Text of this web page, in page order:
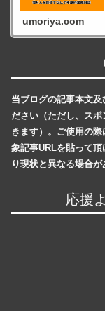
umoriya.com
当ブログの記事本文
ださい（ただし、ス
きます）。ご使用の
象記事URLを貼って
り現状と異なる場合
応援